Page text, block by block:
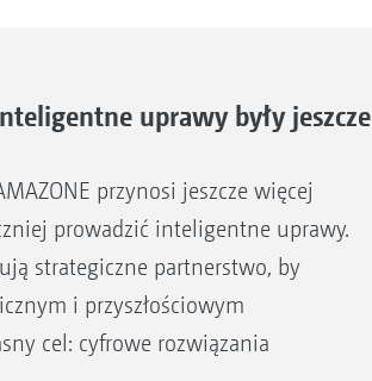
uprawy były jeszcze
przynosi jeszcze więcej
prowadzić inteligentne uprawy.
strategiczne partnerstwo, by
i przyszłościowym
cel: cyfrowe rozwiązania